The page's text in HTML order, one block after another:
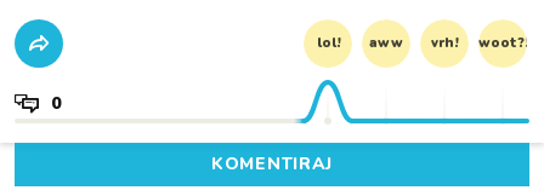
lol! aww vrh! woot?!
0
KOMENTIRAJ